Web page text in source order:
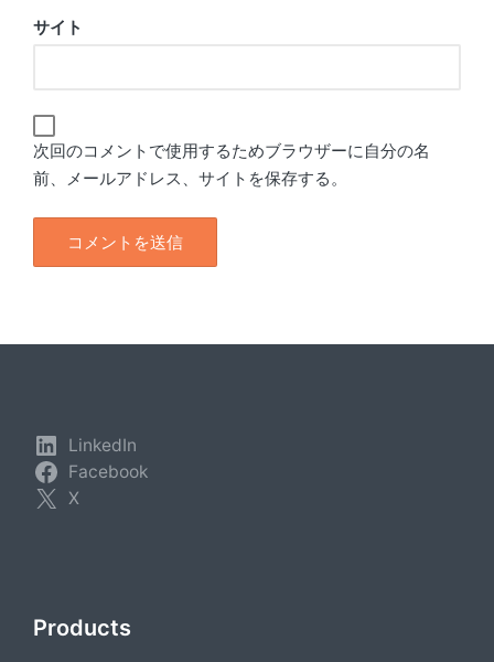
サイト
次回のコメントで使用するためブラウザーに自分の名
前、メールアドレス、サイトを保存する。
LinkedIn
Facebook
X
Products